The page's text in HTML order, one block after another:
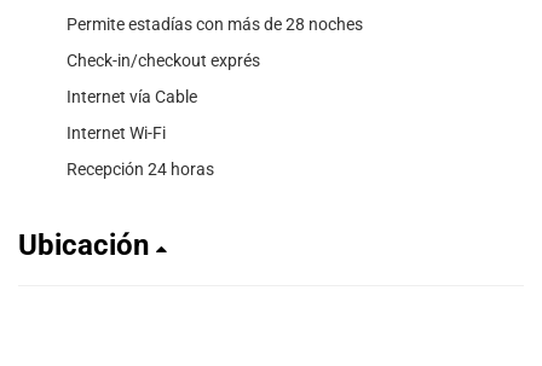
Permite estadías con más de 28 noches
Check-in/checkout exprés
Internet vía Cable
Internet Wi-Fi
Recepción 24 horas
Ubicación